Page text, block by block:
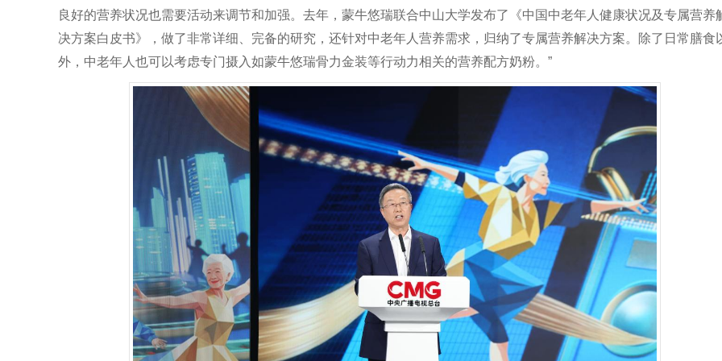
良好的营养状况也需要活动来调节和加强。去年，蒙牛悠瑞联合中山大学发布了《中国中老年人健康状况及专属营养
决方案白皮书》，做了非常详细、完备的研究，还针对中老年人营养需求，归纳了专属营养解决方案。除了日常膳食
外，中老年人也可以考虑专门摄入如蒙牛悠瑞骨力金装等行动力相关的营养配方奶粉。”